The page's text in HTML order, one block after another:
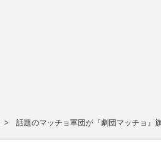
話題のマッチョ軍団が『劇団マッチョ